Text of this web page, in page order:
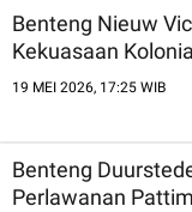
Benteng Nieuw
Kekuasaan
19 MEI 2026, 17:25 WIB
Benteng
Perlawanan